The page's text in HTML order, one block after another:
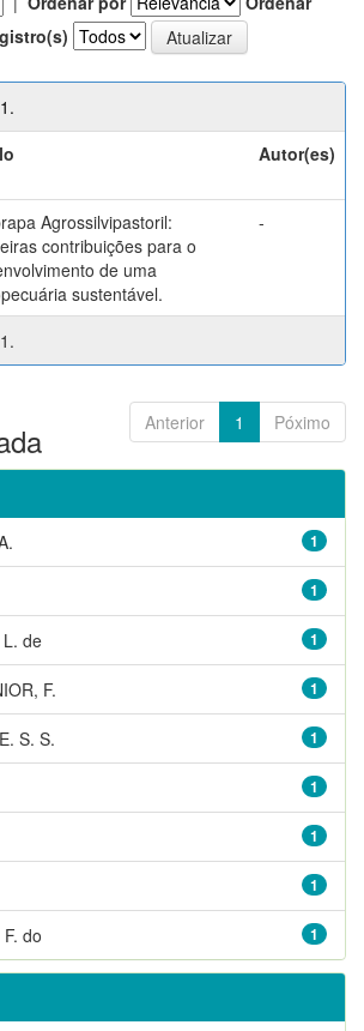
Autor(es)
Agrossilvipastoril:
contribuições para o
de uma
sustentável.
-
Anterior 1 Póximo
1
1
1
L. de
1
F.
1
S. S.
1
1
1
1
do